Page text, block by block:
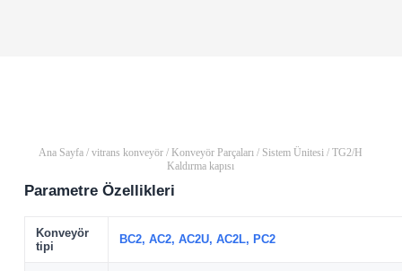
Ana Sayfa /vitrans konveyör / Konveyör Parçaları / Sistem Ünitesi / TG2/H
Kaldırma kapısı
Parametre Özellikleri
Konveyör
tipi
BC2, AC2, AC2U, AC2L, PC2